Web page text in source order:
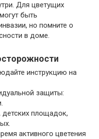
Для цветущих
быть
но помните о
в доме.
инструкцию на
защиты:
площадок,
активного цветения